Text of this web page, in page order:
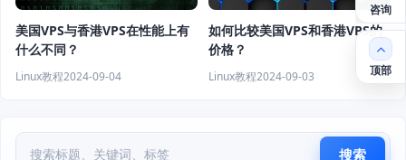
美国VPS与香港VPS在性能上有
什么不同？
Linux教程2024-09-04
如何比较美国VPS和香港VPS的
价格？
Linux教程2024-09-03
搜索
咨询
顶部